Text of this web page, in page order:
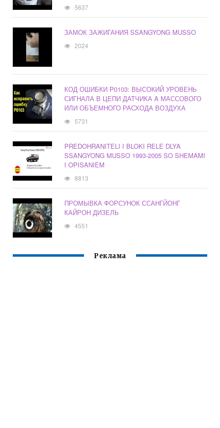
5637
ЗАМОК ЗАЖИГАНИЯ SSANGYONG MUSSO
2024
КОД ОШИБКИ P0103: ВЫСОКИЙ УРОВЕНЬ
СИГНАЛА В ЦЕПИ ДАТЧИКА A МАССОВОГО
ИЛИ ОБЪЕМНОГО РАСХОДА ВОЗДУХА
5731
PREDOHRANITELI I BLOKI RELE DLYA
SSANGYONG MUSSO 1993-2005 SO SHEMAMI
I OPISANIEM
8813
ПРОМЫВКА ФОРСУНОК ССАНГЙОНГ
КАЙРОН ДИЗЕЛЬ
4551
Реклама